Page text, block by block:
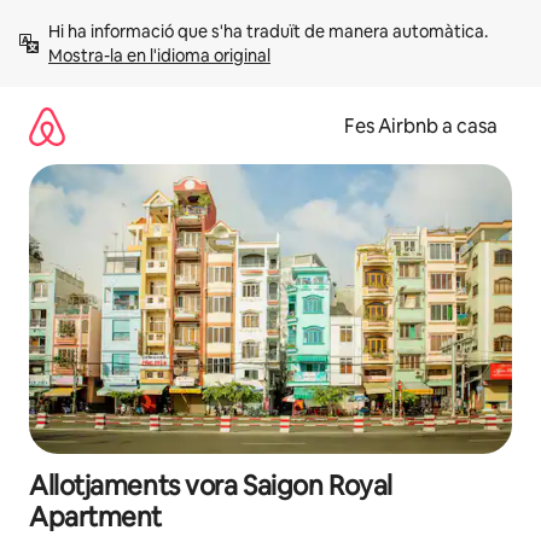
Mostra-la en l'idioma original
Fes Airbnb a casa
Allotjaments vora Saigon Royal
Apartment